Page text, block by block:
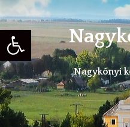
Eszköztár megnyitása
Skip
to
content
Nagykónyi